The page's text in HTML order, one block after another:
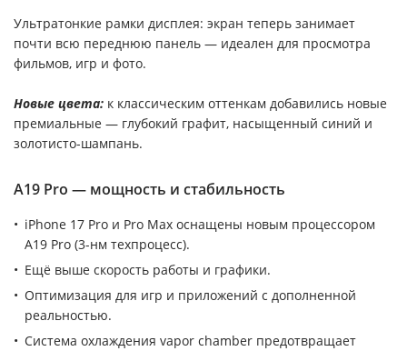
Ультратонкие рамки дисплея: экран теперь занимает
почти всю переднюю панель — идеален для просмотра
фильмов, игр и фото.
Новые цвета: к классическим оттенкам добавились новые
премиальные — глубокий графит, насыщенный синий и
золотисто-шампань.
A19 Pro — мощность и стабильность
iPhone 17 Pro и Pro Max оснащены новым процессором
A19 Pro (3-нм техпроцесс).
Ещё выше скорость работы и графики.
Оптимизация для игр и приложений с дополненной
реальностью.
Система охлаждения vapor chamber предотвращает